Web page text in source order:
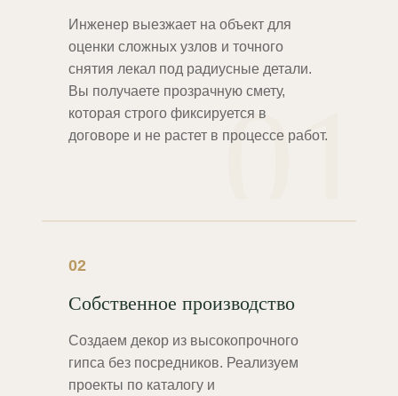
01
Инженер выезжает на объект для
оценки сложных узлов и точного
снятия лекал под радиусные детали.
Вы получаете прозрачную смету,
которая строго фиксируется в
договоре и не растет в процессе работ.
02
Собственное производство
Создаем декор из высокопрочного
гипса без посредников. Реализуем
проекты по каталогу и